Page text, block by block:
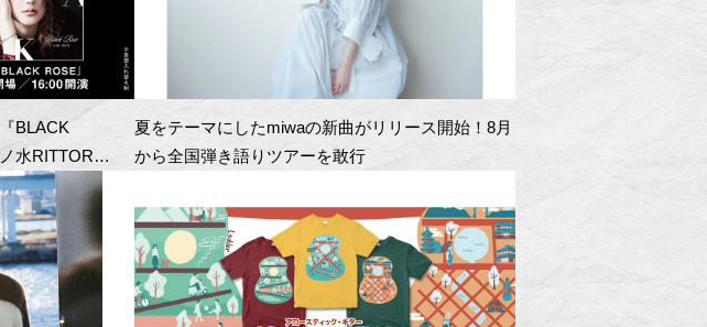
BLACK
水RITTOR
夏をテーマにしたmiwaの新曲がリリース開始！8月
から全国弾き語りツアーを敢行